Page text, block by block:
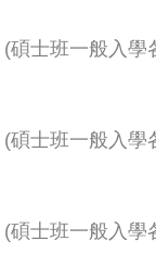
(碩士班一般入學
(碩士班一般入學
(碩士班一般入學